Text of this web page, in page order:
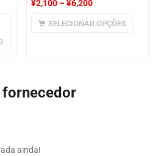
¥2,100 –¥6,200
SELECIONAR OPÇÕES
ainda!